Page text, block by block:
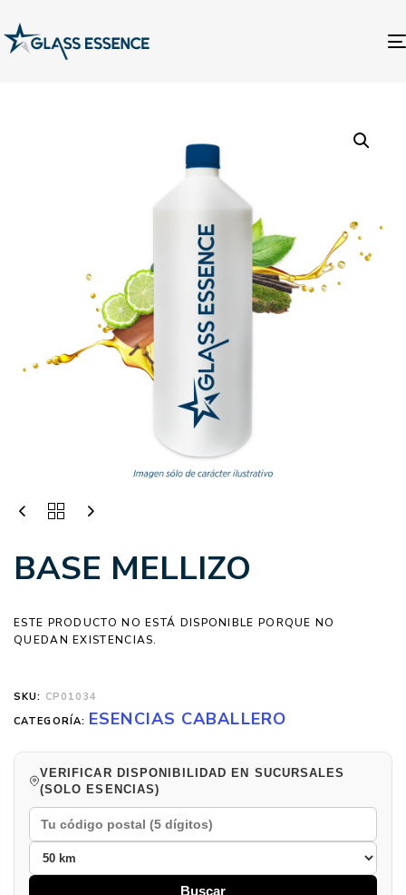
BASE MELLIZO
ESTE PRODUCTO NO ESTÁ DISPONIBLE PORQUE NO
QUEDAN EXISTENCIAS.
SKU: CP01034
CATEGORÍA: ESENCIAS CABALLERO
VERIFICAR DISPONIBILIDAD EN SUCURSALES
(SOLO ESENCIAS)
Buscar